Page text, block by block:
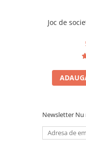
Jucarii pentru
Copii
Parinti
Joc de
Newsletter Nu